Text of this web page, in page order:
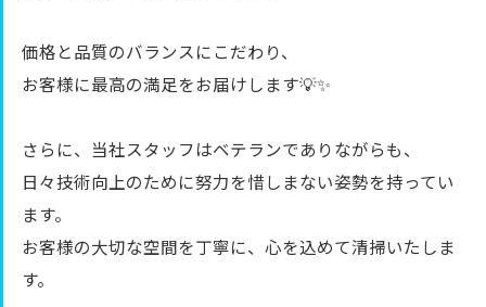
価格と品質のバランスにこだわり、
お客様に最高の満足をお届けします💡✨
さらに、当社スタッフはベテランでありながらも、
日々技術向上のために努力を惜しまない姿勢を持ってい
ます。
お客様の大切な空間を丁寧に、心を込めて清掃いたしま
す。